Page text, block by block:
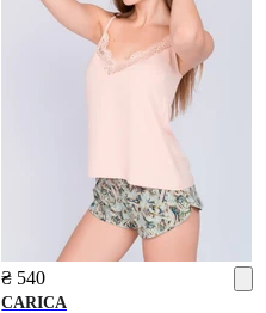
₴ 540
CARICA